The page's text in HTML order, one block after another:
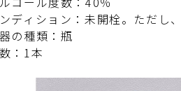
ディション：未開栓。ただし
の種類：瓶
：1本